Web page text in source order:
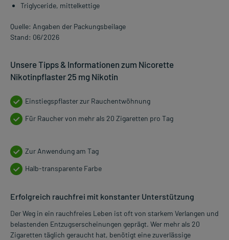
Triglyceride, mittelkettige
Quelle: Angaben der Packungsbeilage
Stand: 06/2026
Unsere Tipps & Informationen zum Nicorette
Nikotinpflaster 25 mg Nikotin
Einstiegspflaster zur Rauchentwöhnung
Für Raucher von mehr als 20 Zigaretten pro Tag
Zur Anwendung am Tag
Halb-transparente Farbe
Erfolgreich rauchfrei mit konstanter Unterstützung
Der Weg in ein rauchfreies Leben ist oft von starkem Verlangen und
belastenden Entzugserscheinungen geprägt. Wer mehr als 20
Zigaretten täglich geraucht hat, benötigt eine zuverlässige